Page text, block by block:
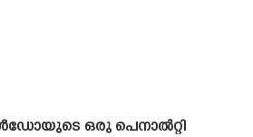
ഒരു പെനാൽറ്റി